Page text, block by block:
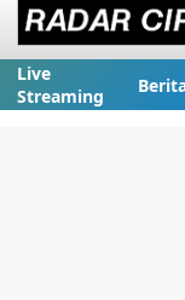
Live
Streaming